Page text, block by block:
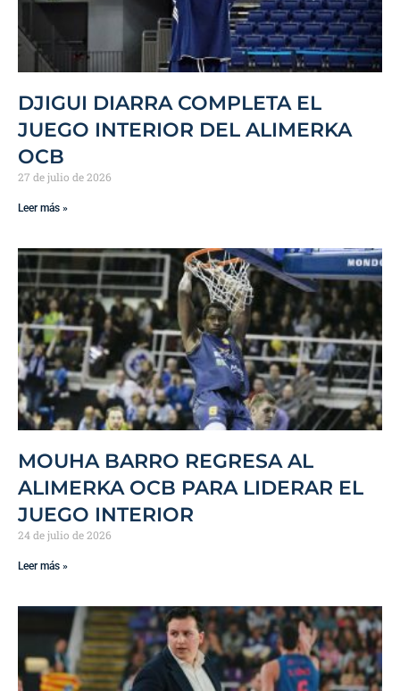
DJIGUI DIARRA COMPLETA EL
JUEGO INTERIOR DEL ALIMERKA
OCB
27 de julio de 2026
Leer más »
MOUHA BARRO REGRESA AL
ALIMERKA OCB PARA LIDERAR EL
JUEGO INTERIOR
24 de julio de 2026
Leer más »